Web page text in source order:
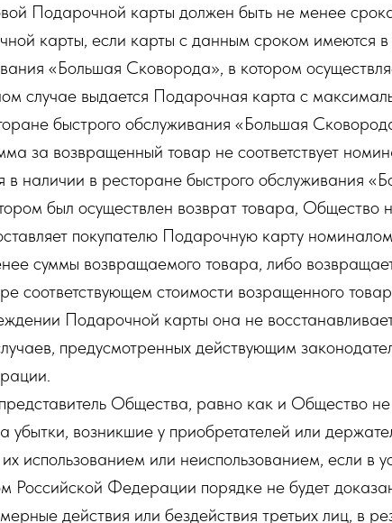
Подарочной карты должен быть не менее
карты, если карты с данным сроком имеются
«Большая Сковорода», в котором
случае выдается Подарочная карта с
быстрого обслуживания «Большая
за возвращенный товар не соответствует
наличии в ресторане быстрого обслуживания
был осуществлен возврат товара, Общество
покупателю Подарочную карту
суммы возвращаемого товара, либо
соответствующем стоимости возращенного
Подарочной карты она не
предусмотренных действующим
Общества, равно как и Общество не
убытки, возникшие у приобретателей или
использованием или неиспользованием, если в
Российской Федерации порядке не будет
действия или бездействия третьих лиц, в